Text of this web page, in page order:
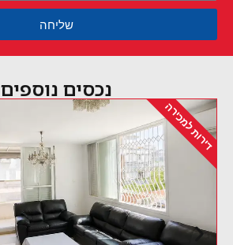
שליחה
נכסים נוספים
דירות למכירה